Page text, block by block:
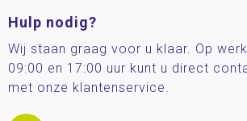
Hulp nodig?
Wij staan graag voor u klaar. Op
09:00 en 17:00 uur kunt u direct
met onze klantenservice.